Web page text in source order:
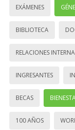
EXÁMENES
BIBLIOTECA
RELACIONES
INGRESANTES
BECAS
100 AÑOS